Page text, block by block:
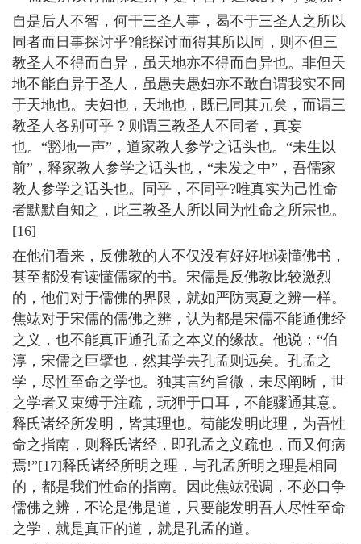
自是后人不智，何干三圣人事，曷不于三圣人之所以
同者而日事探讨乎?能探讨而得其所以同，则不但三
教圣人不得而自异，虽天地亦不得而自异也。非但天
地不能自异于圣人，虽愚夫愚妇亦不敢自谓我实不同
于天地也。夫妇也，天地也，既已同其元矣，而谓三
教圣人各别可乎？则谓三教圣人不同者，真妄
也。“豁地一声”，道家教人参学之话头也。“未生以
前”，释家教人参学之话头也，“未发之中”，吾儒家
教人参学之话头也。同乎，不同乎?唯真实为己性命
者默默自知之，此三教圣人所以同为性命之所宗也。
[16]
在他们看来，反佛教的人不仅没有好好地读懂佛书，
甚至都没有读懂儒家的书。宋儒是反佛教比较激烈
的，他们对于儒佛的界限，就如严防夷夏之辨一样。
焦竑对于宋儒的儒佛之辨，认为都是宋儒不能通佛经
之义，也不能真正通孔孟之本义的缘故。他说：“伯
淳，宋儒之巨擘也，然其学去孔孟则远矣。孔孟之
学，尽性至命之学也。独其言约旨微，未尽阐晰，世
之学者又束缚于注疏，玩狎于口耳，不能骤通其意。
释氏诸经所发明，皆其理也。苟能发明此理，为吾性
命之指南，则释氏诸经，即孔孟之义疏也，而又何病
焉!”[17]释氏诸经所明之理，与孔孟所明之理是相同
的，都是我们性命的指南。因此焦竑强调，不必口争
儒佛之辨，不论是佛是道，只要能发明吾人尽性至命
之学，就是真正的道，就是孔孟的道。